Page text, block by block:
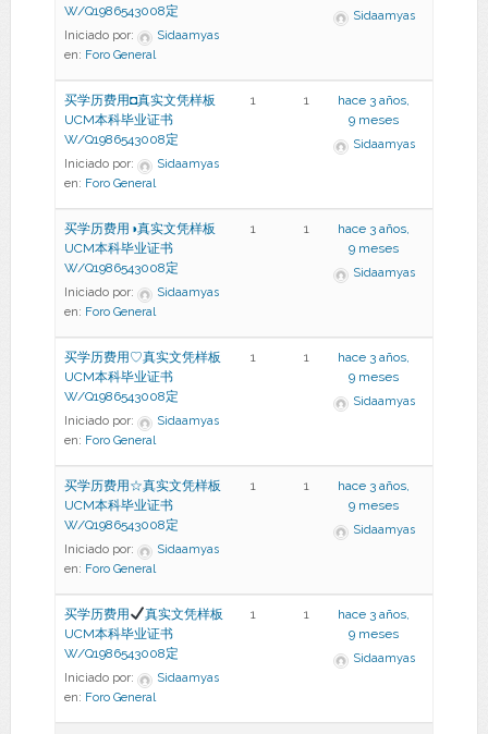
W/Q1986543008定
Iniciado por:
Sidaamyas
en: Foro General
Sidaamyas
买学历费用◘真实文凭样板
UCM本科毕业证书
W/Q1986543008定
Iniciado por:
Sidaamyas
en: Foro General
1 1
hace 3 años,
9 meses
Sidaamyas
买学历费用◑真实文凭样板
UCM本科毕业证书
W/Q1986543008定
Iniciado por:
Sidaamyas
en: Foro General
1 1
hace 3 años,
9 meses
Sidaamyas
买学历费用♡真实文凭样板
UCM本科毕业证书
W/Q1986543008定
Iniciado por:
Sidaamyas
en: Foro General
1 1
hace 3 años,
9 meses
Sidaamyas
买学历费用☆真实文凭样板
UCM本科毕业证书
W/Q1986543008定
Iniciado por:
Sidaamyas
en: Foro General
1 1
hace 3 años,
9 meses
Sidaamyas
买学历费用
真实文凭样板
UCM本科毕业证书
W/Q1986543008定
Iniciado por:
Sidaamyas
en: Foro General
1 1
hace 3 años,
9 meses
Sidaamyas